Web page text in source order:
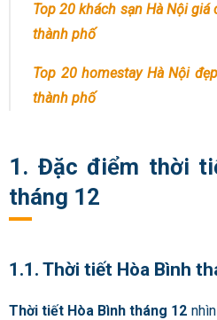
Top 20 khách sạn Hà Nội
thành phố
Top 20 homestay Hà Nội
thành phố
1. Đặc điểm thời
tháng 12
1.1. Thời tiết Hòa Bình
Thời tiết Hòa Bình tháng 12